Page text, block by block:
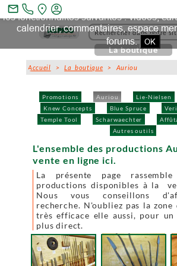
Promotions Auriou Lie-Nielsen
Knew Concepts
Blue Spruce
Temple Tool
Scharwaechter
Autres outils
La boutique
Accueil >La boutique > Auriou
L'ensemble des productions
vente en ligne ici.
La présente page
productions disponibles à la
Nous vous conseillons
recherche. N'oubliez pas la zone
très efficace elle aussi, pour un
plus direct.
mail_outline
Ce site et des sites tiers qu'il utilise
les fonctionnalités suivantes : vidéos,
calendrier, commentaires, espace
forums. OK